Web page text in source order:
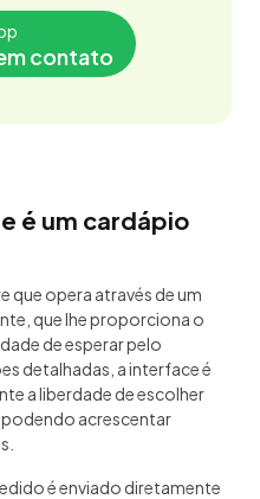
contato
é um cardápio
que opera através de um
que lhe proporciona o
de esperar pelo
detalhadas, a interface é
a liberdade de escolher
acrescentar
é enviado diretamente